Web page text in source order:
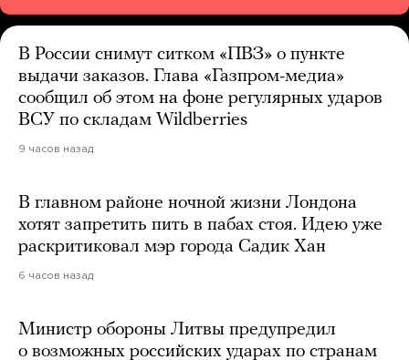
В России снимут ситком «ПВЗ» о пункте
выдачи заказов. Глава «Газпром-медиа»
сообщил об этом на фоне регулярных ударов
ВСУ по складам Wildberries
9 часов назад
В главном районе ночной жизни Лондона
хотят запретить пить в пабах стоя. Идею уже
раскритиковал мэр города Садик Хан
6 часов назад
Министр обороны Литвы предупредил
о возможных российских ударах по странам